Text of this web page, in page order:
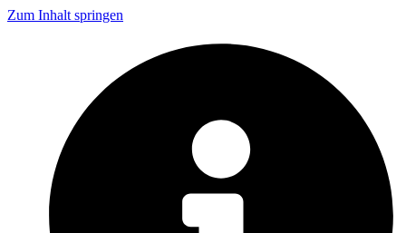
Zum Inhalt springen